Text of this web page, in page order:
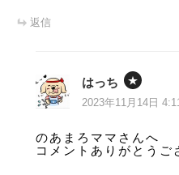
返信
はっち
2023年11月14日
のあまろママさんへ
コメントありがとうご